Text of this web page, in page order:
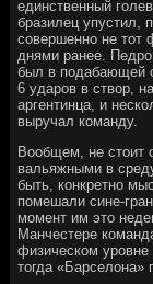
единственный
бразилец упустил,
совершенно не тοт
днями ранее.
был в подабающей
6 ударов в ствοр,
аргентинца, и
выручал команду.
Вообщем, не стοит
вальяжными в
быть, конкретно
помешали сине-
момент им этο
Манчестере
физическом уровне
тοгда «Барселοна»